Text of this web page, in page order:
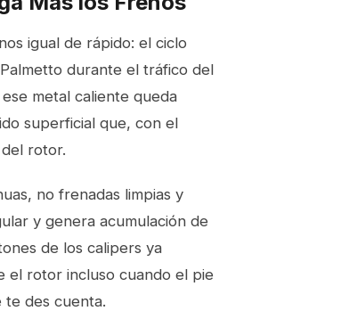
igual de rápido: el ciclo
durante el tráfico del
metal caliente queda
superficial que, con el
rotor.
no frenadas limpias y
y genera acumulación de
de los calipers ya
el rotor incluso cuando el pie
te des cuenta.